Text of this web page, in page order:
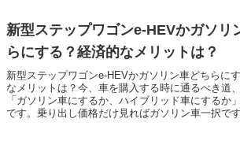
新型ステップワゴンe-HEVかガソリ
らにする？経済的なメリットは？
新型ステップワゴンe-HEVかガソリン車どちらに
なメリットは？今、車を購入する時に通るべき道
「ガソリン車にするか、ハイブリッド車にするか
です。乗り出し価格だけ見ればガソリン車一択です